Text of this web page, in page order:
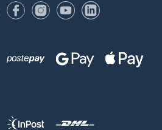
FacebookInstagram
YouTubeLinkedIn